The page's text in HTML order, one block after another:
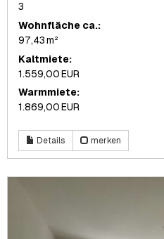
3
Wohnfläche ca.:
97,43 m²
Kaltmiete:
1.559,00 EUR
Warmmiete:
1.869,00 EUR
Details merken